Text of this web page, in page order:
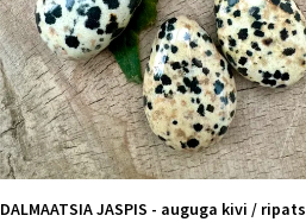
DALMAATSIA JASPIS - auguga kivi / ripats